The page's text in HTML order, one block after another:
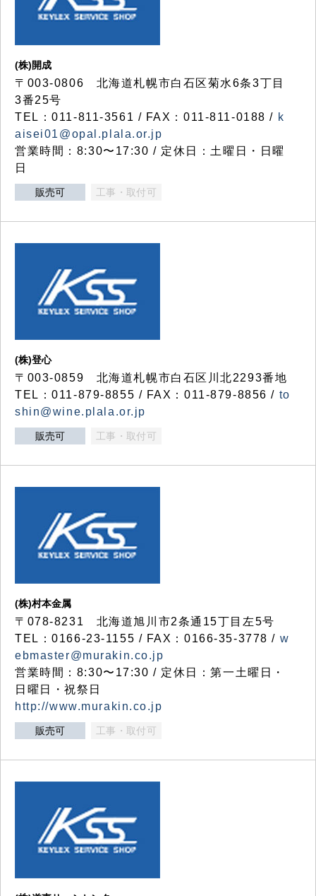
(株)開成
〒003-0806 北海道札幌市白石区菊水6条3丁目
3番25号
TEL：011-811-3561 / FAX：011-811-0188 / k
aisei01@opal.plala.or.jp
営業時間：8:30〜17:30 / 定休日：土曜日・日曜
日
販売可 工事・取付可
(株)登心
〒003-0859 北海道札幌市白石区川北2293番地
TEL：011-879-8855 / FAX：011-879-8856 / to
shin@wine.plala.or.jp
販売可 工事・取付可
(株)村本金属
〒078-8231 北海道旭川市2条通15丁目左5号
TEL：0166-23-1155 / FAX：0166-35-3778 / w
ebmaster@murakin.co.jp
営業時間：8:30〜17:30 / 定休日：第一土曜日・
日曜日・祝祭日
http://www.murakin.co.jp
販売可 工事・取付可